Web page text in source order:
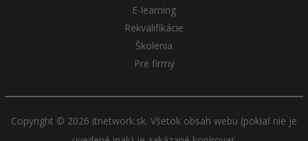
E-learning
Rekvalifikácie
Školenia
Pre firmy
Copyright © 2026 itnetwork.sk. Všetok obsah webu (pokiaľ nie je